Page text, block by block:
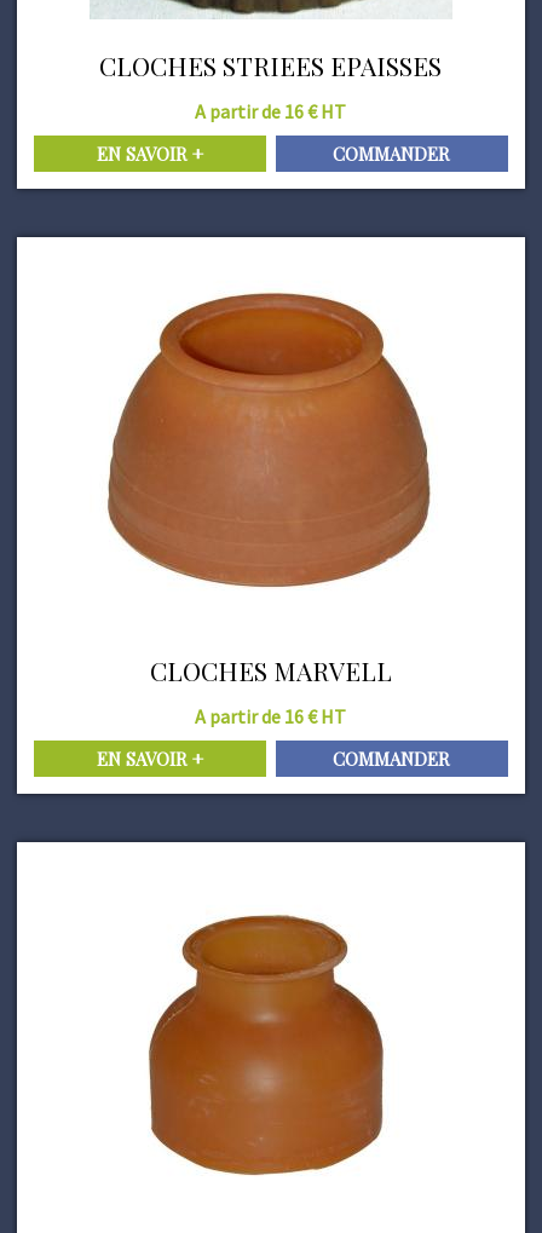
CLOCHES STRIEES EPAISSES
A partir de 16 € HT
EN SAVOIR +
COMMANDER
CLOCHES MARVELL
A partir de 16 € HT
EN SAVOIR +
COMMANDER